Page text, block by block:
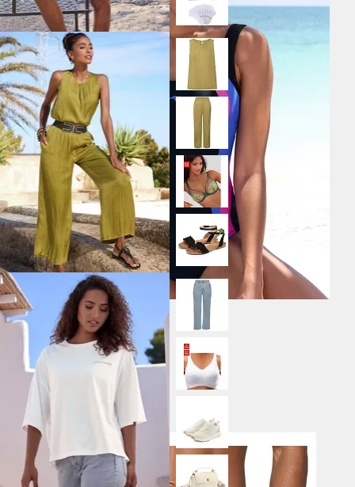
KANGAROOS
Badeanzug
79,99 €
59,99 €